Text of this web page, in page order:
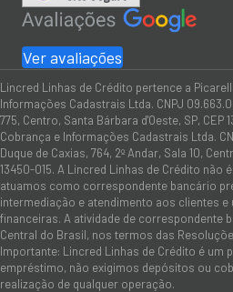
Ver avaliações
Lincred Linhas de Crédito pertence a
Informações Cadastrais Ltda. CNPJ
775, Centro, Santa Bárbara d'Oeste, SP,
Cobrança e Informações Cadastrais Ltda.
Duque de Caxias, 764, 2º Andar, Sala 10,
13450-015. A Lincred Linhas de Crédito não
atuamos como correspondente bancário
intermediação e atendimento aos clientes
financeiras. A atividade de correspondente
Central do Brasil, nos termos das
Importante: Lincred Linhas de Crédito é um
empréstimo, não exigimos depósitos ou
realização de qualquer operação.